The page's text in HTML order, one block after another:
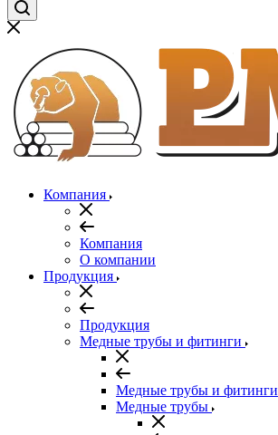
Компания
Компания
О компании
Продукция
Продукция
Медные трубы и фитинги
Медные трубы и фитинги
Медные трубы